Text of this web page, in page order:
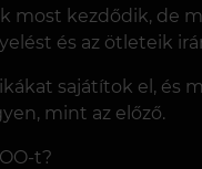
most kezdődik, de
és az ötleteik
sajátítok el, és
mint az előző.
t?